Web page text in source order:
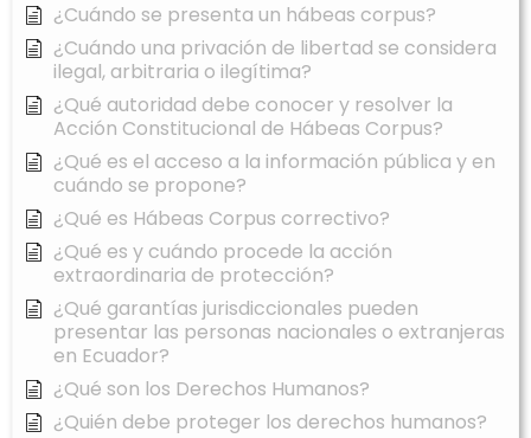
¿Cuándo se presenta un hábeas corpus?
¿Cuándo una privación de libertad se considera
ilegal, arbitraria o ilegítima?
¿Qué autoridad debe conocer y resolver la
Acción Constitucional de Hábeas Corpus?
¿Qué es el acceso a la información pública y en
cuándo se propone?
¿Qué es Hábeas Corpus correctivo?
¿Qué es y cuándo procede la acción
extraordinaria de protección?
¿Qué garantías jurisdiccionales pueden
presentar las personas nacionales o extranjeras
en Ecuador?
¿Qué son los Derechos Humanos?
¿Quién debe proteger los derechos humanos?